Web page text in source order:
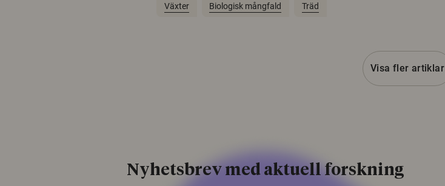
Växter Biologisk mångfald Träd
Visa fler artiklar
Nyhetsbrev med aktuell forskning